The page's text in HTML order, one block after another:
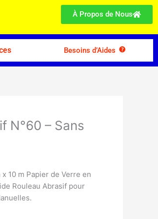
À Propos de Nous
Besoins d’Aides
N°60 – Sans
10 m Papier de Verre en
Rouleau Abrasif pour